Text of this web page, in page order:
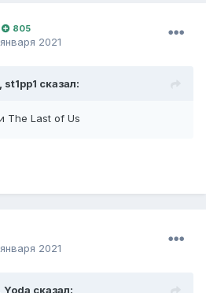
805
2021
сказал:
The Last of Us
2021
сказал: